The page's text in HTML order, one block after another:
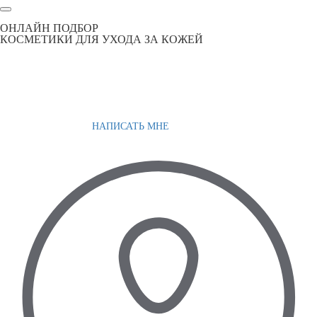
ОНЛАЙН ПОДБОР
КОСМЕТИКИ ДЛЯ УХОДА ЗА КОЖЕЙ
НАПИСАТЬ МНЕ